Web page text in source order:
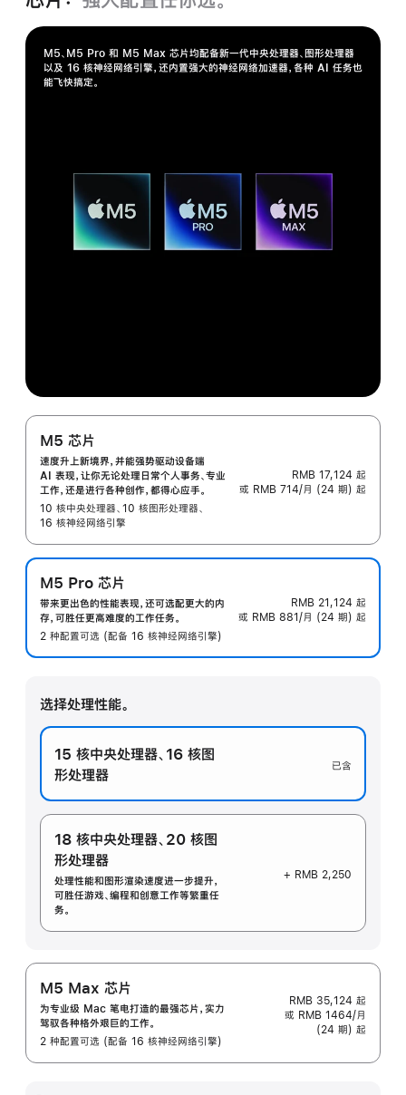
M5、M5 Pro 和 M5 Max 芯片均配备新一代中央处理器、图形处理器
以及 16 核神经网络引擎，还内置强大的神经网络加速器，各种 AI 任务也
能飞快搞定。
M5 芯片
速度升上新境界，并能强势驱动设备端
AI 表现，让你无论处理日常个人事务、专业
工作，还是进行各种创作，都得心应手。
10 核中央处理器、10 核图形处理器、
16 核神经网络引擎
RMB 17,124 起
或 RMB 714/月 (24 期) 起
M5 Pro 芯片
带来更出色的性能表现，还可选配更大的内
存，可胜任更高难度的工作任务。
2 种配置可选 (配备 16 核神经网络引擎)
RMB 21,124 起
或 RMB 881/月 (24 期) 起
选择处理性能。
15 核中央处理器、 16 核图
形处理器
已含
18 核中央处理器、 20 核图
形处理器
处理性能和图形渲染速度进一步提升，
可胜任游戏、编程和创意工作等繁重任
务。
+ RMB 2,250
M5 Max 芯片
为专业级 Mac 笔电打造的最强芯片，实力
驾驭各种格外艰巨的工作。
2 种配置可选 (配备 16 核神经网络引擎)
RMB 35,124 起
或 RMB 1464/月
(24 期) 起